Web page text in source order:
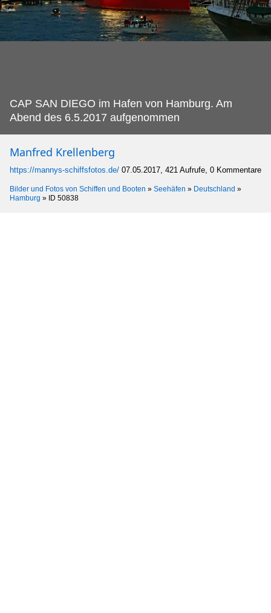
CAP SAN DIEGO im Hafen von Hamburg. Am
Abend des 6.5.2017 aufgenommen
Manfred Krellenberg
https://mannys-schiffsfotos.de/ 07.05.2017, 421 Aufrufe, 0 Kommentare
Bilder und Fotos von Schiffen und Booten » Seehäfen » Deutschland »
Hamburg » ID 50838